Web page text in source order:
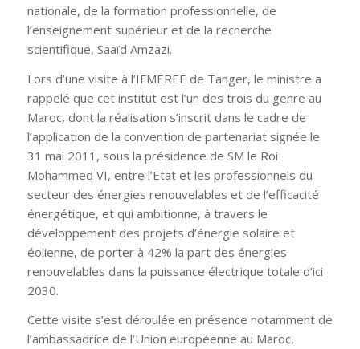
nationale, de la formation professionnelle, de
l’enseignement supérieur et de la recherche
scientifique, Saaïd Amzazi.
Lors d’une visite à l’IFMEREE de Tanger, le ministre a
rappelé que cet institut est l’un des trois du genre au
Maroc, dont la réalisation s’inscrit dans le cadre de
l’application de la convention de partenariat signée le
31 mai 2011, sous la présidence de SM le Roi
Mohammed VI, entre l’Etat et les professionnels du
secteur des énergies renouvelables et de l’efficacité
énergétique, et qui ambitionne, à travers le
développement des projets d’énergie solaire et
éolienne, de porter à 42% la part des énergies
renouvelables dans la puissance électrique totale d’ici
2030.
Cette visite s’est déroulée en présence notamment de
l’ambassadrice de l’Union européenne au Maroc,